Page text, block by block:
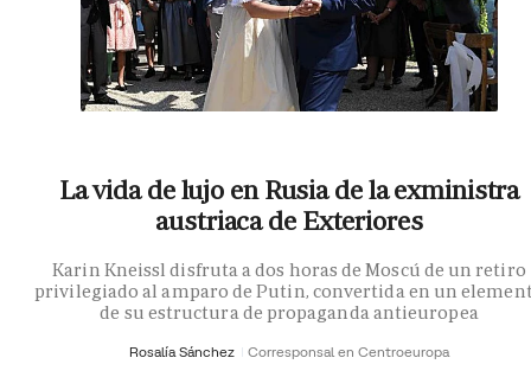
La vida de lujo en Rusia de la exministra
austriaca de Exteriores
Karin Kneissl disfruta a dos horas de Moscú de un retiro
privilegiado al amparo de Putin, convertida en un
de su estructura de propaganda antieuropea
Rosalía Sánchez Corresponsal en Centroeuropa